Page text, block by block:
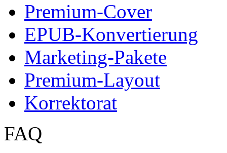
Premium-Cover
EPUB-Konvertierung
Marketing-Pakete
Premium-Layout
Korrektorat
FAQ